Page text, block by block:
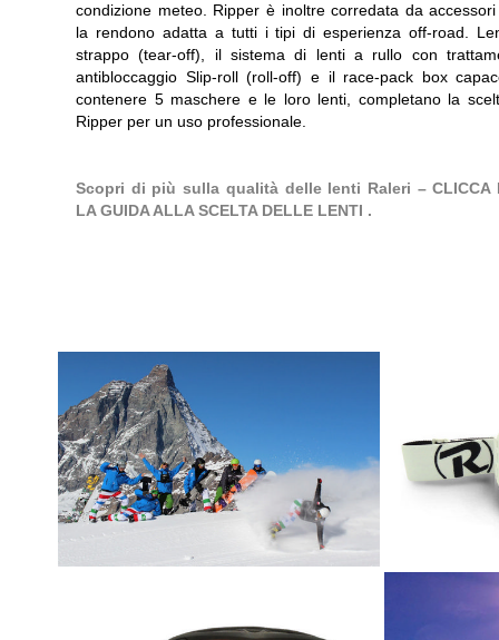
condizione meteo. Ripper è inoltre corredata da
la rendono adatta a tutti i tipi di esperienza off-road.
strappo (tear-off), il sistema di lenti a rullo con
antibloccaggio Slip-roll (roll-off) e il race-pack box
contenere 5 maschere e le loro lenti, completano la
Ripper per un uso professionale.
Scopri di più sulla qualità delle lenti Raleri – CLICCA
LA GUIDA ALLA SCELTA DELLE LENTI .